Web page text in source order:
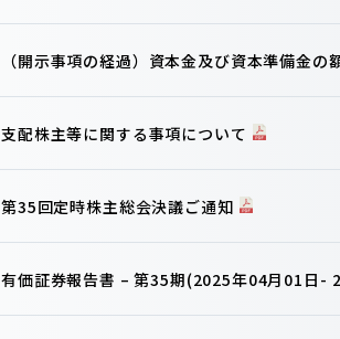
（開示事項の経過）資本金及び資本準備金
支配株主等に関する事項について
第35回定時株主総会決議ご通知
有価証券報告書 – 第35期(2025年04月01日-